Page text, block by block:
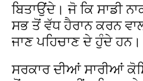
ਬਿਤਾਉਂਦੇ। ਜੋ ਕਿ ਸਾਡੀ
ਸਭ ਤੋਂ ਵੱਧ ਹੈਰਾਨ ਕਰਨ
ਜਾਣ ਪਹਿਚਾਣ ਦੇ ਹੁੰਦੇ ਹਨ।
ਸਰਕਾਰ ਦੀਆਂ ਸਾਰੀਆਂ